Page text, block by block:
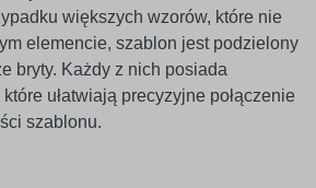
większych wzorów, które nie
elemencie, szablon jest podzielony
bryty. Każdy z nich posiada
ułatwiają precyzyjne połączenie
szablonu.